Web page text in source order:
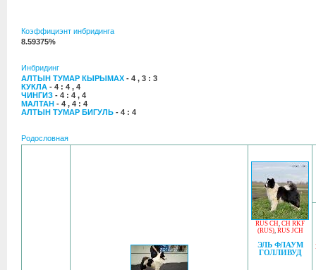
Коэффициэнт инбридинга
8.59375%
Инбридинг
АЛТЫН ТУМАР КЫРЫМАХ - 4 , 3 : 3
КУКЛА - 4 : 4 , 4
ЧИНГИЗ - 4 : 4 , 4
МАЛТАН - 4 , 4 : 4
АЛТЫН ТУМАР БИГУЛЬ - 4 : 4
Родословная
RUS CH, CH RKF
(RUS), RUS JCH
ЭЛЬ ФЛАУМ
ГОЛЛИВУД